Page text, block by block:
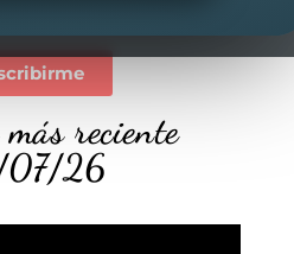
reciente
26